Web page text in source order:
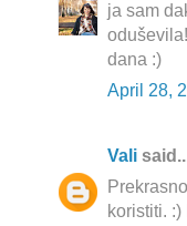
ja sam
dana :)
April 28,
Vali
koristiti.